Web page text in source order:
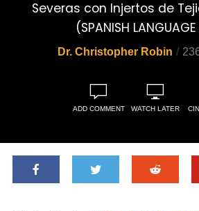
Severas con Injertos de
(SPANISH
Dr. Christopher Robin
ADD COMMENT WATCH LATER